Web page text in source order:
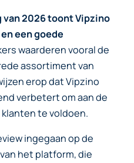
van 2026 toont Vipzino
een goede
waarderen vooral de
assortiment van
erop dat Vipzino
verbetert om aan de
te voldoen.
ingegaan op de
het platform, die